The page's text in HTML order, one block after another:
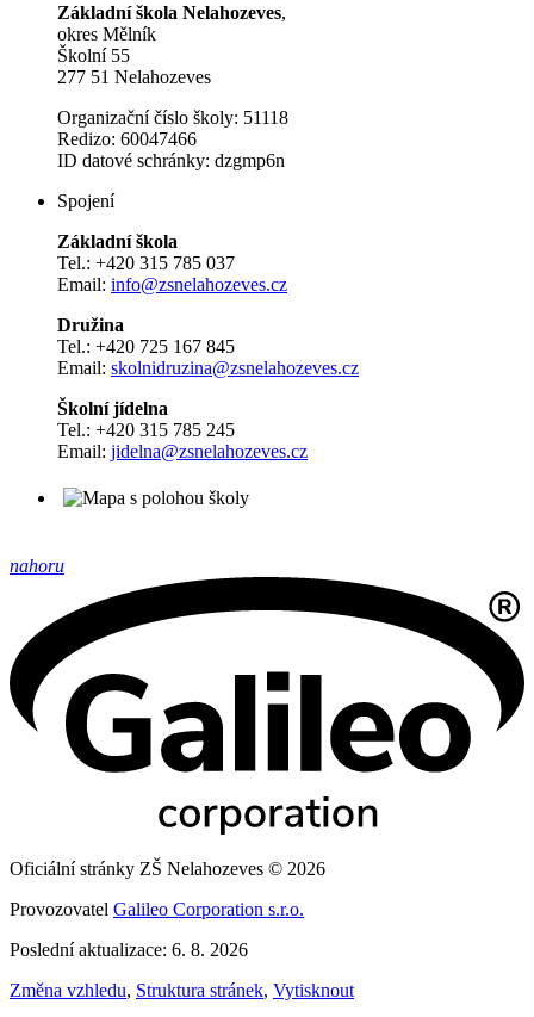
Základní škola Nelahozeves,
okres Mělník
Školní 55
277 51 Nelahozeves
Organizační číslo školy: 51118
Redizo: 60047466
ID datové schránky: dzgmp6n
Spojení
Základní škola
Tel.: +420 315 785 037
Email: info@zsnelahozeves.cz
Družina
Tel.: +420 725 167 845
Email: skolnidruzina@zsnelahozeves.cz
Školní jídelna
Tel.: +420 315 785 245
Email: jidelna@zsnelahozeves.cz
nahoru
Oficiální stránky ZŠ Nelahozeves © 2026
Provozovatel Galileo Corporation s.r.o.
Poslední aktualizace: 6. 8. 2026
Změna vzhledu, Struktura stránek, Vytisknout